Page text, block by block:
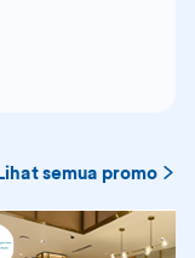
semua promo